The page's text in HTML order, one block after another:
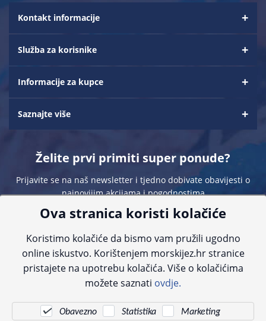
Kontakt informacije
Služba za korisnike
Informacije za kupce
Saznajte više
Želite prvi primiti super ponude?
Prijavite se na naš newsletter i tjedno dobivate obavijesti o
najnovijim akcijama i pogodnostima
Sve navedene cijene sadrže PDV. Pokušavamo osigurati što preciznije
informacije, ali zbog tehnoloških ograničenja ne možemo garantirati potpunu
kontaktirajte nas putem telefona:+385 23 231 761ili e-maila:info@morskijez.hr
Ova stranica koristi kolačiće
Koristimo kolačiće da bismo vam pružili ugodno
online iskustvo. Korištenjem morskijez.hr stranice
pristajete na upotrebu kolačića. Više o kolačićima
možete saznati ovdje.
Obavezno Statistika Marketing